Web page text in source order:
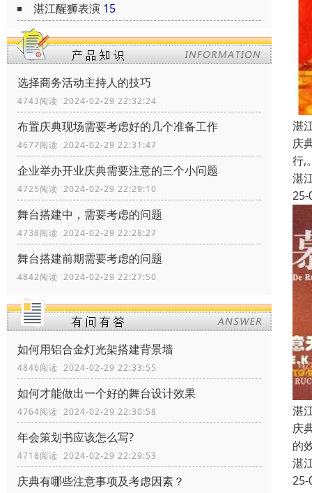
湛江醒狮表演 15
选择商务活动主持人的技巧
4743阅读 2024-02-29 22:32:24
布置庆典现场需要考虑好的几个准备工作
4677阅读 2024-02-29 22:31:47
企业举办开业庆典需要注意的三个小问题
4725阅读 2024-02-29 22:29:10
舞台搭建中，需要考虑的问题
4738阅读 2024-02-29 22:28:27
舞台搭建前期需要考虑的问题
4842阅读 2024-02-29 22:27:50
如何用铝合金灯光架搭建背景墙
4846阅读 2024-02-29 22:33:55
如何才能做出一个好的舞台设计效果
4764阅读 2024-02-29 22:30:58
年会策划书应该怎么写?
4718阅读 2024-02-29 22:29:53
庆典有哪些注意事项及考虑因素？
湛
庆
行,
湛
25-
湛
庆
的
湛
25-